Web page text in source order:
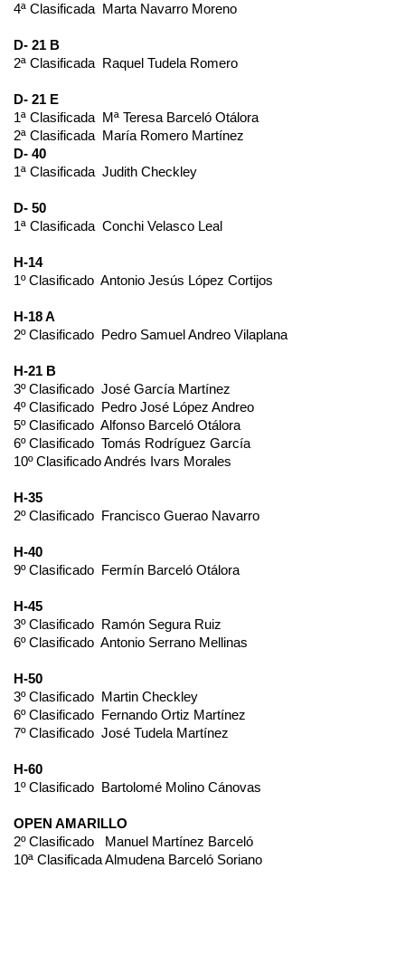
4ª Clasificada
Marta Navarro Moreno
D- 21 B
2ª Clasificada
Raquel Tudela Romero
D- 21 E
1ª Clasificada
Mª Teresa Barceló Otálora
2ª Clasificada
María Romero Martínez
D- 40
1ª Clasificada Judith Checkley
D- 50
1ª Clasificada Conchi Velasco Leal
H-14
1º Clasificado Antonio Jesús López Cortijos
H-18 A
2º Clasificado
Pedro Samuel Andreo Vilaplana
H-21 B
3º Clasificado José García Martínez
4º Clasificado
Pedro José López Andreo
5º Clasificado Alfonso Barceló Otálora
6º Clasificado Tomás Rodríguez García
10º Clasificado Andrés Ivars Morales
H-35
2º Clasificado
Francisco Guerao Navarro
H-40
9º Clasificado
Fermín Barceló Otálora
H-45
3º Clasificado
Ramón Segura Ruiz
6º Clasificado Antonio Serrano Mellinas
H-50
3º Clasificado
Martin Checkley
6º Clasificado
Fernando Ortiz Martínez
7º Clasificado José Tudela Martínez
H-60
1º Clasificado
Bartolomé Molino Cánovas
OPEN AMARILLO
2º Clasificado
Manuel Martínez Barceló
10ª Clasificada Almudena Barceló Soriano